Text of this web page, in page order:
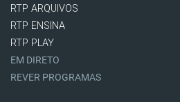
RTP ARQUIVOS
RTP ENSINA
RTP PLAY
EM DIRETO
REVER PROGRAMAS